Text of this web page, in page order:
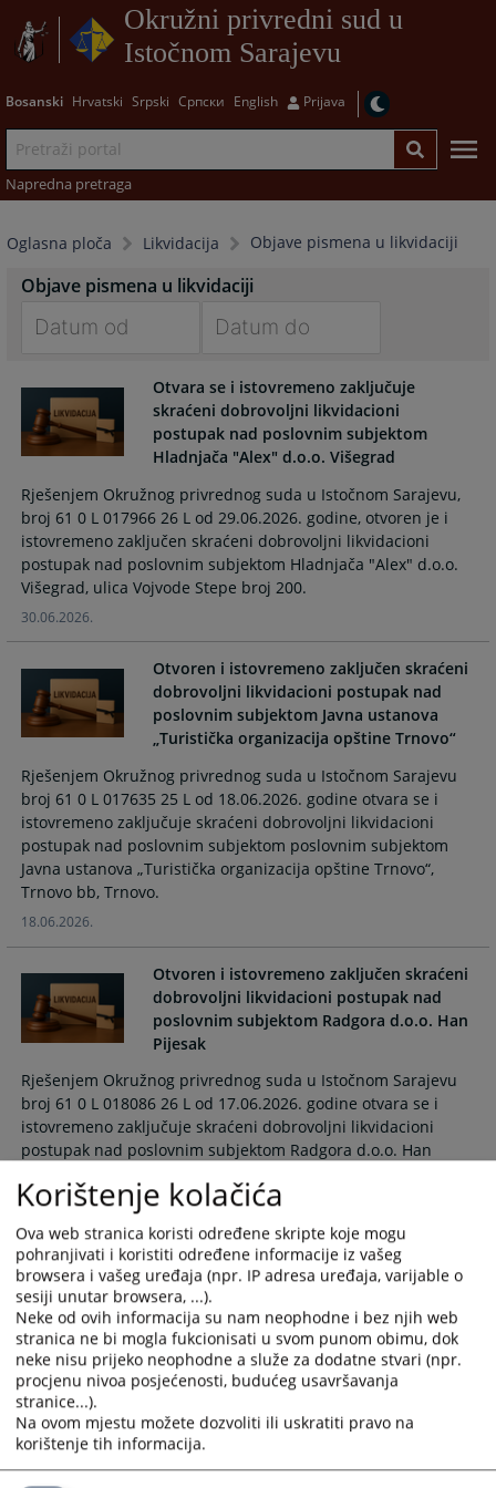
Okružni privredni sud u
Istočnom Sarajevu
Bosanski Hrvatski Srpski Српски English Prijava
Napredna pretraga
Oglasna ploča Likvidacija Objave pismena u likvidaciji
Objave pismena u likvidaciji
forward
to
interact
with
the
calendar
and
select
a
date.
question
mark
key
get
the
keyboard
shortcuts
for
changing
dates.
forward
to
interact
with
calendar
and
select
a
question
mark
key
get
the
keyboard
shortcuts
for
Otvara se i istovremeno zaključuje
skraćeni dobrovoljni likvidacioni
postupak nad poslovnim subjektom
Hladnjača "Alex" d.o.o. Višegrad
Rješenjem Okružnog privrednog suda u Istočnom Sarajevu,
broj 61 0 L 017966 26 L od 29.06.2026. godine, otvoren je i
istovremeno zaključen skraćeni dobrovoljni likvidacioni
postupak nad poslovnim subjektom Hladnjača "Alex" d.o.o.
Višegrad, ulica Vojvode Stepe broj 200.
30.06.2026.
Otvoren i istovremeno zaključen skraćeni
dobrovoljni likvidacioni postupak nad
poslovnim subjektom Javna ustanova
„Turistička organizacija opštine Trnovo“
Rješenjem Okružnog privrednog suda u Istočnom Sarajevu
broj 61 0 L 017635 25 L od 18.06.2026. godine otvara se i
istovremeno zaključuje skraćeni dobrovoljni likvidacioni
postupak nad poslovnim subjektom poslovnim subjektom
Javna ustanova „Turistička organizacija opštine Trnovo“,
Trnovo bb, Trnovo.
18.06.2026.
Otvoren i istovremeno zaključen skraćeni
dobrovoljni likvidacioni postupak nad
poslovnim subjektom Radgora d.o.o. Han
Pijesak
Rješenjem Okružnog privrednog suda u Istočnom Sarajevu
broj 61 0 L 018086 26 L od 17.06.2026. godine otvara se i
istovremeno zaključuje skraćeni dobrovoljni likvidacioni
postupak nad poslovnim subjektom Radgora d.o.o. Han
18.06.2026.
Otvoren i istovremeno zaključen skraćeni
dobrovoljni likvidacioni postupak nad
poslovnim subjektom Zdravstvena
ustanova Specijalistička ambulanta
interne medicine Hera Istočna Ilidža
Rješenjem Okružnog privrednog suda u Istočnom Sarajevu
broj 61 0 L 018106 26 L od 16.06.2026. godine otvara se i
istovremeno zaključuje skraćeni dobrovoljni likvidacioni
postupak nad poslovnim subjektom Zdravstvena ustanova
Specijalistička ambulanta interne medicine Hera Istočna
Korištenje kolačića
Ova web stranica koristi određene skripte koje mogu
pohranjivati i koristiti određene informacije iz vašeg
browsera i vašeg uređaja (npr. IP adresa uređaja, varijable o
sesiji unutar browsera, ...).
Neke od ovih informacija su nam neophodne i bez njih web
stranica ne bi mogla fukcionisati u svom punom obimu, dok
neke nisu prijeko neophodne a služe za dodatne stvari (npr.
procjenu nivoa posjećenosti, budućeg usavršavanja
stranice...).
Na ovom mjestu možete dozvoliti ili uskratiti pravo na
korištenje tih informacija.